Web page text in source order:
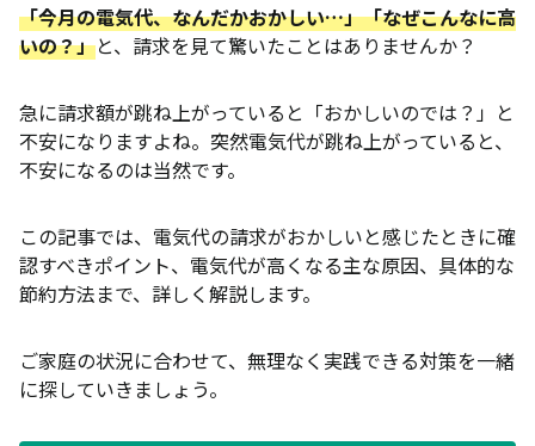
「今月の電気代、なんだかおかしい…」「なぜこんなに高
いの？」と、請求を見て驚いたことはありませんか？
急に請求額が跳ね上がっていると「おかしいのでは？」と
不安になりますよね。突然電気代が跳ね上がっていると、
不安になるのは当然です。
この記事では、電気代の請求がおかしいと感じたときに確
認すべきポイント、電気代が高くなる主な原因、具体的な
節約方法まで、詳しく解説します。
ご家庭の状況に合わせて、無理なく実践できる対策を一緒
に探していきましょう。